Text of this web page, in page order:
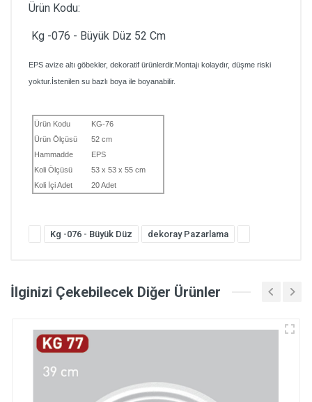
Ürün Kodu:
Kg -076 - Büyük Düz 52 Cm
EPS avize altı göbekler, dekoratif ürünlerdir.Montajı kolaydır, düşme riski
yoktur.İstenilen su bazlı boya ile boyanabilir.
Ürün Kodu
KG-76
Ürün Ölçüsü
52 cm
Hammadde
EPS
Koli Ölçüsü
53 x 53 x 55 cm
Koli İçi Adet
20 Adet
Kg -076 - Büyük Düz dekoray Pazarlama
İlginizi Çekebilecek Diğer Ürünler